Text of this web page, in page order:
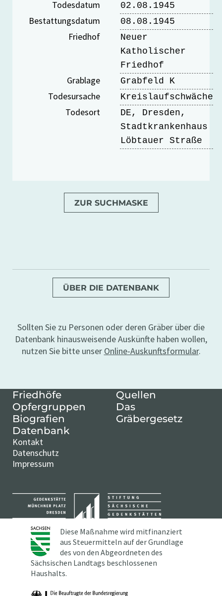
Todesdatum 02.08.1945
Bestattungsdatum 08.08.1945
Friedhof
Neuer
Katholischer
Friedhof
Grablage Grabfeld K
Todesursache Kreislaufschwäche
Todesort
DE, Dresden,
Stadtkrankenhaus
Löbtauer Straße
ZUR SUCHMASKE
ÜBER DIE DATENBANK
Sollten Sie zu Personen oder deren Gräber über die
Datenbank hinausweisende Auskünfte haben wollen,
nutzen Sie bitte unser Online-Auskunftsformular.
Friedhöfe
Opfergruppen
Biografien
Datenbank
Quellen
Das
Gräbergesetz
Kontakt
Datenschutz
Impressum
Diese Maßnahme wird mitfinanziert
aus Steuermitteln auf der Grundlage
des von den Abgeordneten des
Sächsischen Landtags beschlossenen
Haushalts.